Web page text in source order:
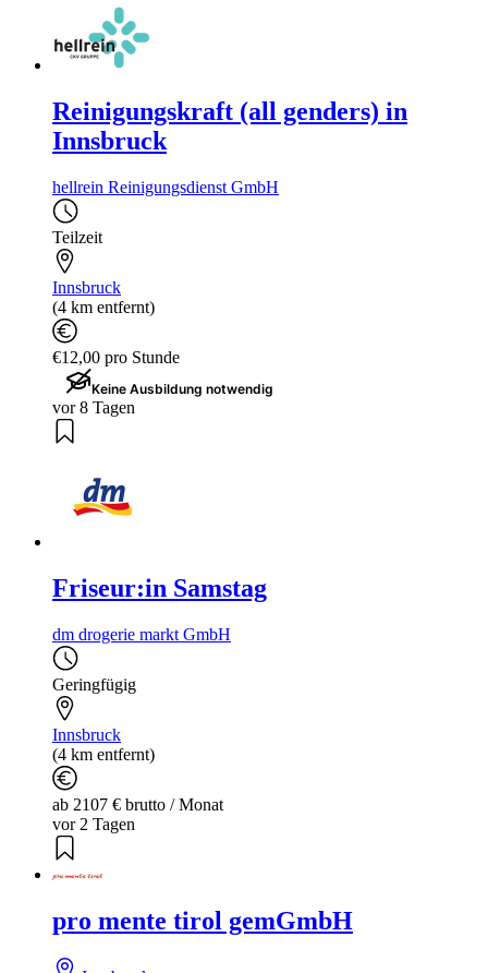
Reinigungskraft (all genders) in
Innsbruck
hellrein Reinigungsdienst GmbH
Teilzeit
Innsbruck
(4 km entfernt)
€12,00 pro Stunde
Keine Ausbildung notwendig
vor 8 Tagen
Friseur:in Samstag
dm drogerie markt GmbH
Geringfügig
Innsbruck
(4 km entfernt)
ab 2107 € brutto / Monat
vor 2 Tagen
pro mente tirol gemGmbH